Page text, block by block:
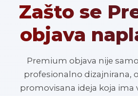
Zašto se
objava
Premium objava nije
profesionalno dizajnirana,
promovisana ideja koja ima